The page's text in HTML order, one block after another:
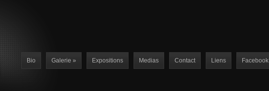
Bio Galerie » Expositions Medias Contact Liens Facebook